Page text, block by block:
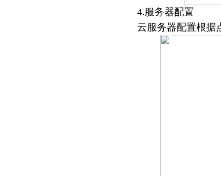
4.服务器配置
云服务器配置根据